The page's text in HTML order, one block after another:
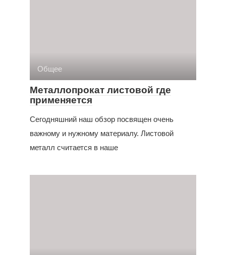
Общее
Металлопрокат листовой где
применяется
Сегодняшний наш обзор посвящен очень
важному и нужному материалу. Листовой
металл считается в наше